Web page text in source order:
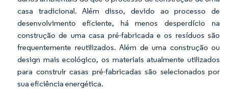
casa tradicional. Além disso, devido ao processo de
desenvolvimento eficiente, há menos desperdício na
construção de uma casa pré-fabricada e os resíduos são
frequentemente reutilizados. Além de uma construção ou
design mais ecológico, os materiais atualmente utilizados
para construir casas pré-fabricadas são selecionados por
sua eficiência energética.